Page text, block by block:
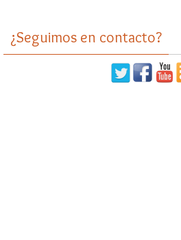
¿Seguimos en contacto?